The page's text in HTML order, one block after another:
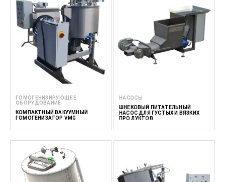
ГОМОГЕНИЗИРУЮЩЕЕ
ОБОРУДОВАНИЕ
КОМПАКТНЫЙ ВАКУУМНЫЙ
ГОМОГЕНИЗАТОР VMG
НАСОСЫ
ШНЕКОВЫЙ ПИТАТЕЛЬНЫЙ
НАСОС ДЛЯ ГУСТЫХ И ВЯЗКИХ
ПРОДУКТОВ